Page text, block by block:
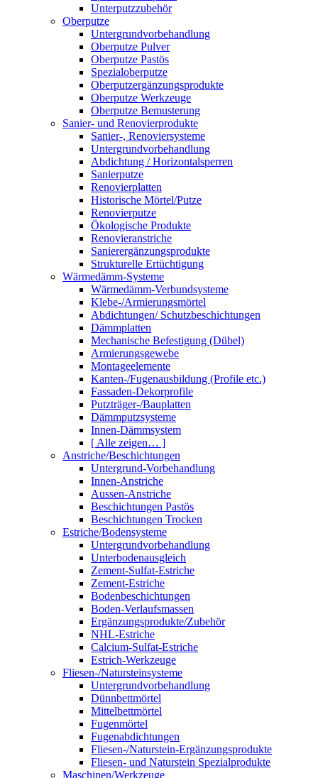
Unterputzzubehör
Oberputze
Untergrundvorbehandlung
Oberputze Pulver
Oberputze Pastös
Spezialoberputze
Oberputzergänzungsprodukte
Oberputze Werkzeuge
Oberputze Bemusterung
Sanier- und Renovierprodukte
Sanier-, Renoviersysteme
Untergrundvorbehandlung
Abdichtung / Horizontalsperren
Sanierputze
Renovierplatten
Historische Mörtel/Putze
Renovierputze
Ökologische Produkte
Renovieranstriche
Sanierergänzungsprodukte
Strukturelle Ertüchtigung
Wärmedämm-Systeme
Wärmedämm-Verbundsysteme
Klebe-/Armierungsmörtel
Abdichtungen/ Schutzbeschichtungen
Dämmplatten
Mechanische Befestigung (Dübel)
Armierungsgewebe
Montageelemente
Kanten-/Fugenausbildung (Profile etc.)
Fassaden-Dekorprofile
Putzträger-/Bauplatten
Dämmputzsysteme
Innen-Dämmsystem
[ Alle zeigen… ]
Anstriche/Beschichtungen
Untergrund-Vorbehandlung
Innen-Anstriche
Aussen-Anstriche
Beschichtungen Pastös
Beschichtungen Trocken
Estriche/Bodensysteme
Untergrundvorbehandlung
Unterbodenausgleich
Zement-Sulfat-Estriche
Zement-Estriche
Bodenbeschichtungen
Boden-Verlaufsmassen
Ergänzungsprodukte/Zubehör
NHL-Estriche
Calcium-Sulfat-Estriche
Estrich-Werkzeuge
Fliesen-/Natursteinsysteme
Untergrundvorbehandlung
Dünnbettmörtel
Mittelbettmörtel
Fugenmörtel
Fugenabdichtungen
Fliesen-/Naturstein-Ergänzungsprodukte
Fliesen- und Naturstein Spezialprodukte
Maschinen/Werkzeuge